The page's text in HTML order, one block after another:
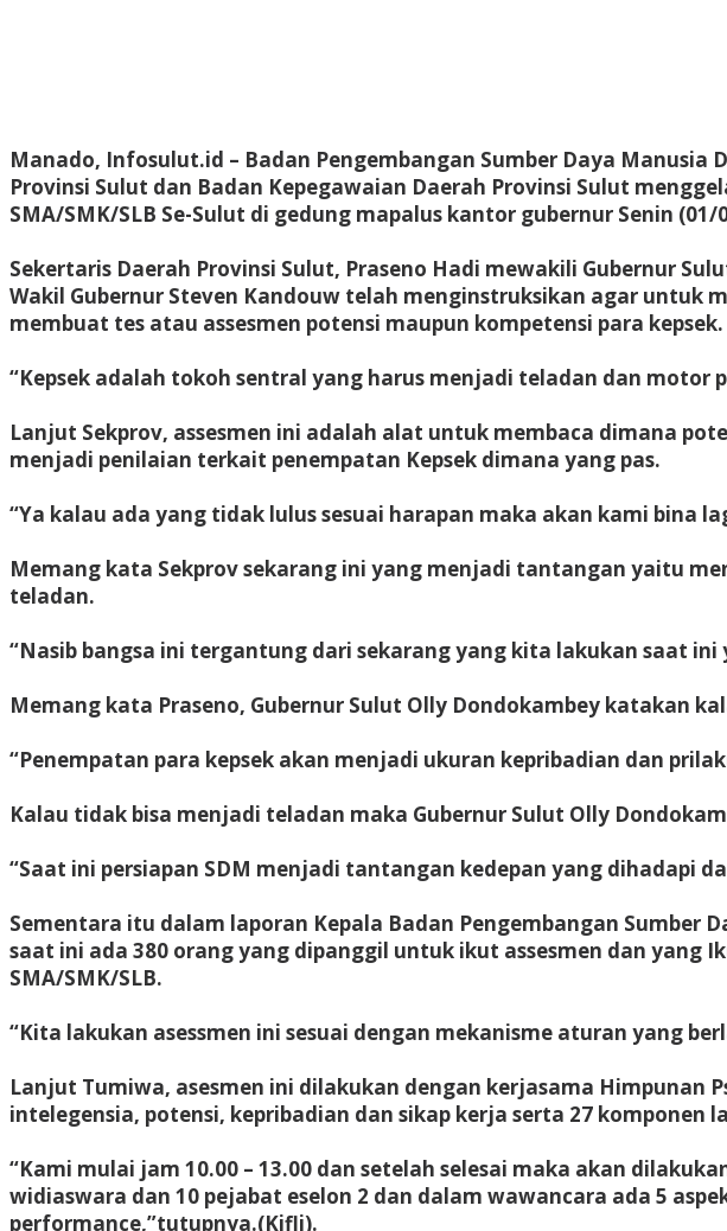
Manado, Infosulut.id – Badan Pengembangan Sumber Daya Manusia
Provinsi Sulut dan Badan Kepegawaian Daerah Provinsi Sulut
SMA/SMK/SLB Se-Sulut di gedung mapalus kantor gubernur Senin (01/
Sekertaris Daerah Provinsi Sulut, Praseno Hadi mewakili Gubernur
Wakil Gubernur Steven Kandouw telah menginstruksikan agar
membuat tes atau assesmen potensi maupun kompetensi para kepsek.
“Kepsek adalah tokoh sentral yang harus menjadi teladan dan
Lanjut Sekprov, assesmen ini adalah alat untuk membaca dimana
menjadi penilaian terkait penempatan Kepsek dimana yang pas.
“Ya kalau ada yang tidak lulus sesuai harapan maka akan kami bina
Memang kata Sekprov sekarang ini yang menjadi tantangan yaitu
teladan.
“Nasib bangsa ini tergantung dari sekarang yang kita lakukan saat ini
Memang kata Praseno, Gubernur Sulut Olly Dondokambey katakan
“Penempatan para kepsek akan menjadi ukuran kepribadian dan
Kalau tidak bisa menjadi teladan maka Gubernur Sulut Olly
“Saat ini persiapan SDM menjadi tantangan kedepan yang dihadapi
Sementara itu dalam laporan Kepala Badan Pengembangan Sumber
saat ini ada 380 orang yang dipanggil untuk ikut assesmen dan yang
SMA/SMK/SLB.
“Kita lakukan asessmen ini sesuai dengan mekanisme aturan yang
Lanjut Tumiwa, asesmen ini dilakukan dengan kerjasama Himpunan
intelegensia, potensi, kepribadian dan sikap kerja serta 27 komponen
“Kami mulai jam 10.00 – 13.00 dan setelah selesai maka akan
widiaswara dan 10 pejabat eselon 2 dan dalam wawancara ada 5
performance,”tutupnya.(Kifli).